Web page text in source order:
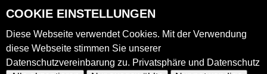
COOKIE EINSTELLUNGEN
Diese Webseite verwendet Cookies. Mit der Verwendung
diese Webseite stimmen Sie unserer
Datenschutzvereinbarung zu. Privatsphäre und Datenschutz